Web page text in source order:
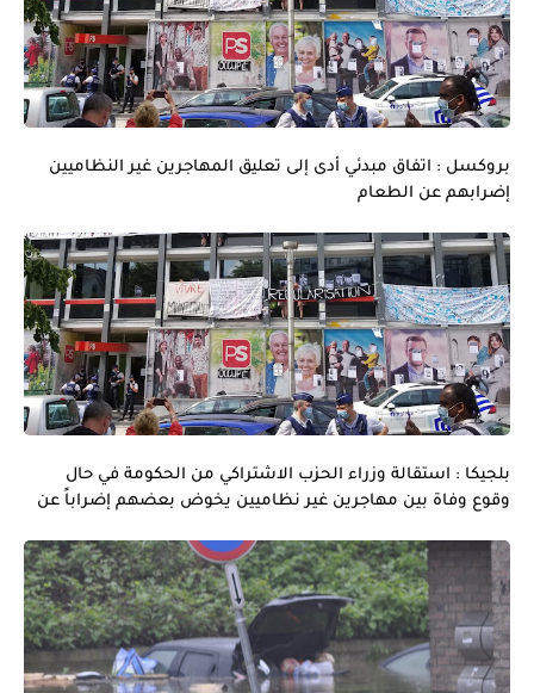
بروكسل : اتفاق مبدئي أدى إلى تعليق المهاجرين غير النظاميين
إضرابهم عن الطعام
بلجيكا : استقالة وزراء الحزب الاشتراكي من الحكومة في حال
وقوع وفاة بين مهاجرين غير نظاميين يخوض بعضهم إضراباً عن